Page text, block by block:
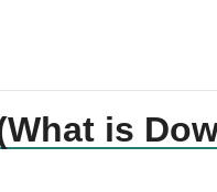
(What is